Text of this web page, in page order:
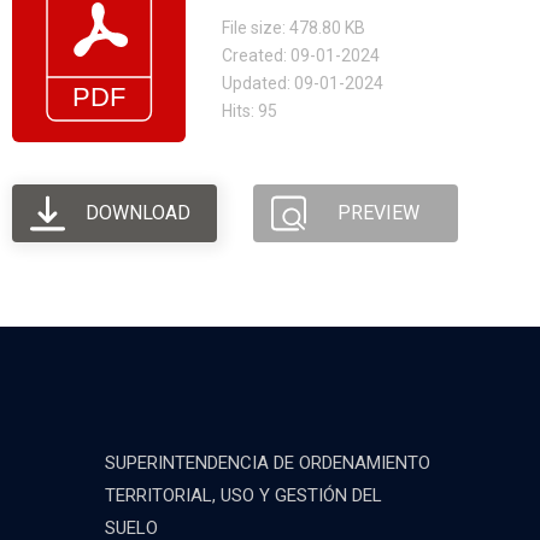
File size: 478.80 KB
Created: 09-01-2024
Updated: 09-01-2024
Hits: 95
DOWNLOAD PREVIEW
SUPERINTENDENCIA DE ORDENAMIENTO
TERRITORIAL, USO Y GESTIÓN DEL
SUELO